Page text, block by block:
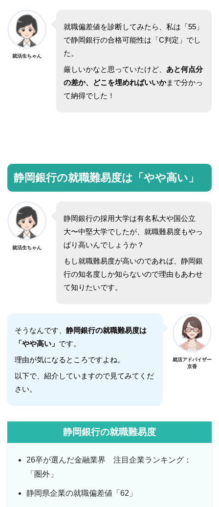
就活生ちゃん
就職偏差値を診断してみたら、私は「55」
で静岡銀行の合格可能性は「C判定」でし
た。
厳しいかなと思っていたけど、 あと何点分
の差か、どこを埋めればいいかまで分かっ
て納得でした！
静岡銀行の就職難易度は「やや高い」
就活生ちゃん
静岡銀行の採用大学は有名私大や国公立
大〜中堅大学でしたが、就職難易度もやっ
ぱり高いんでしょうか？
もし就職難易度が高いのであれば、静岡銀
行の知名度しか知らないので理由もあわせ
て知りたいです。
そうなんです、 静岡銀行の就職難易度は
「やや高い」 です。
理由が気になるところですよね。
以下で、紹介していますので見てみてくだ
さい。
就活アドバイザー
京香
静岡銀行の就職難易度
26卒が選んだ金融業界 注目企業ランキング：
「圏外」
静岡県企業の就職偏差値「62」